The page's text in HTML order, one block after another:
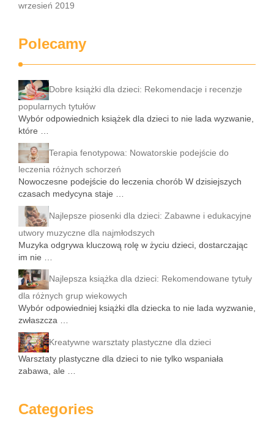
wrzesień 2019
Polecamy
Dobre książki dla dzieci: Rekomendacje i recenzje
popularnych tytułów
Wybór odpowiednich książek dla dzieci to nie lada wyzwanie,
które …
Terapia fenotypowa: Nowatorskie podejście do
leczenia różnych schorzeń
Nowoczesne podejście do leczenia chorób W dzisiejszych
czasach medycyna staje …
Najlepsze piosenki dla dzieci: Zabawne i edukacyjne
utwory muzyczne dla najmłodszych
Muzyka odgrywa kluczową rolę w życiu dzieci, dostarczając
im nie …
Najlepsza książka dla dzieci: Rekomendowane tytuły
dla różnych grup wiekowych
Wybór odpowiedniej książki dla dziecka to nie lada wyzwanie,
zwłaszcza …
Kreatywne warsztaty plastyczne dla dzieci
Warsztaty plastyczne dla dzieci to nie tylko wspaniała
zabawa, ale …
Categories